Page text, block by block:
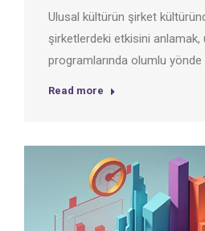
Ulusal kültürün şirket
şirketlerdeki etkisini anlamak,
programlarında olumlu yönde
Read more